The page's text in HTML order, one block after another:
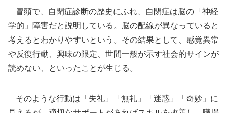
冒頭で、自閉症診断の歴史にふれ、自閉症は脳の「神経
学的」障害だと説明している。脳の配線が異なっていると
考えるとわかりやすいという。その結果として、感覚異常
や反復行動、興味の限定、世間一般が示す社会的サインが
読めない、といったことが生じる。
そのような行動は「失礼」「無礼」「迷惑」「奇妙」に